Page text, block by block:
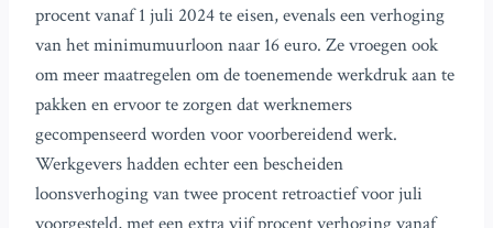
procent vanaf 1 juli 2024 te eisen, evenals een verhoging
van het minimumuurloon naar 16 euro. Ze vroegen ook
om meer maatregelen om de toenemende werkdruk aan te
pakken en ervoor te zorgen dat werknemers
gecompenseerd worden voor voorbereidend werk.
Werkgevers hadden echter een bescheiden
loonsverhoging van twee procent retroactief voor juli